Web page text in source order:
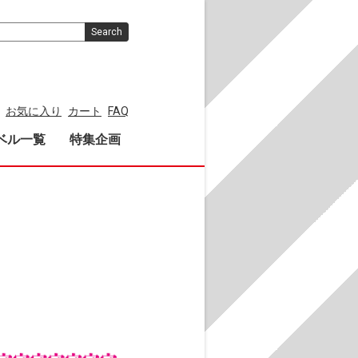
お気に入り カート FAQ
ル一覧 特集企画
Search